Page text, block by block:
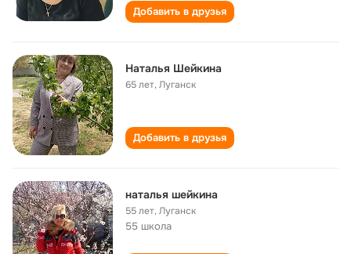
Добавить в друзья
Наталья Шейкина
65 лет,Луганск
Добавить в друзья
наталья шейкина
55 лет,Луганск
55 школа